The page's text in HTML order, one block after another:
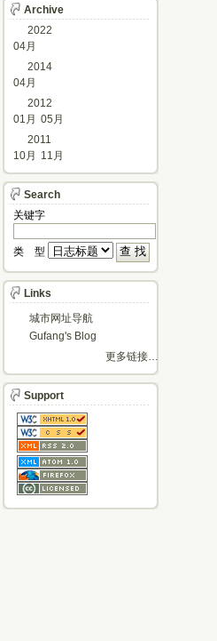
Archive
2022
04月
2014
04月
2012
01月 05月
2011
10月
11月
Search
关键字
类 型
Links
城市网址导航
Gufang's Blog
更多链接…
Support